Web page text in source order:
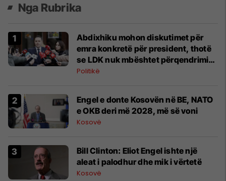
Nga Rubrika
Abdixhiku mohon diskutimet për
emra konkretë për president, thotë
se LDK nuk mbështet përqendrimin
e pushtetit në një parti
Politikë
​Engel e donte Kosovën në BE, NATO
e OKB deri më 2028, më së voni
Kosovë
Bill Clinton: Eliot Engel ishte një
aleat i palodhur dhe mik i vërtetë
Kosovë